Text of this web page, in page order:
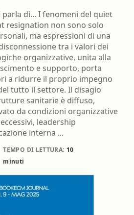
di... I fenomeni del quiet
resignation non sono solo
ma espressioni di una
tra i valori dei
organizzative, unita alla
e supporto, porta
a ridurre il proprio impegno
tutto il settore. Il disagio
sanitarie è diffuso,
da condizioni organizzative
leadership
interna ...
TEMPO DI LETTURA: 10
minuti